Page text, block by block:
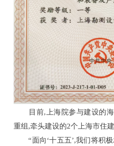
目前,上海院参与建设的海
重组,牵头建设的2个上海市住
“面向‘十五五’,我们将积极